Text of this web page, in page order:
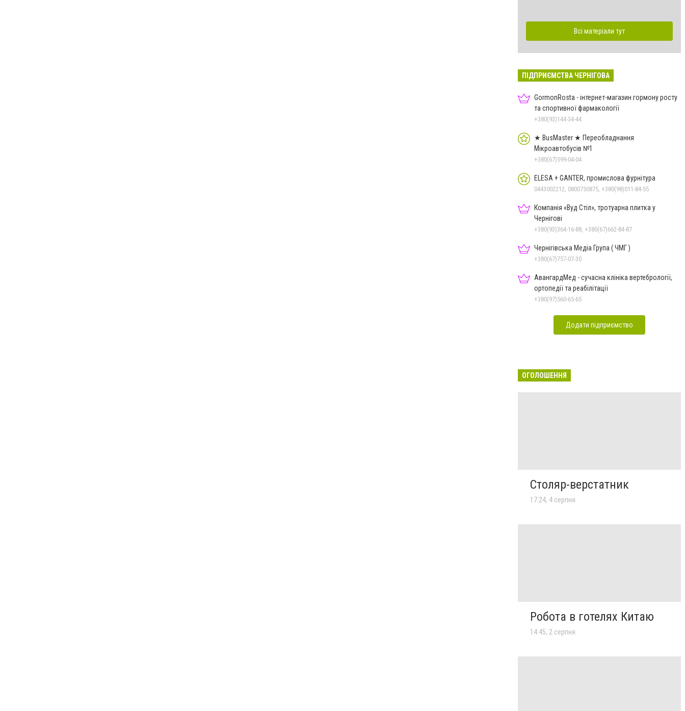
Всі матеріали тут
ПІДПРИЄМСТВА ЧЕРНІГОВА
GormonRosta - інтернет-магазин гормону росту
та спортивної фармакології
+380(93)144-34-44
★ BusMaster ★ Переобладнання
Мікроавтобусів №1
+380(67)599-04-04
ELESA + GANTER, промислова фурнітура
0443002212, 0800750875, +380(98)011-84-55
Компанія «Вуд Стіл», тротуарна плитка у
Чернігові
+380(93)364-16-88, +380(67)662-84-87
Чернігівська Медіа Група ( ЧМГ )
+380(67)757-07-30
АвангардМед - сучасна клініка вертебрології,
ортопедії та реабілітації
+380(97)560-65-65
Додати підприємство
ОГОЛОШЕННЯ
Столяр-верстатник
17:24, 4 серпня
Робота в готелях Китаю
14:45, 2 серпня